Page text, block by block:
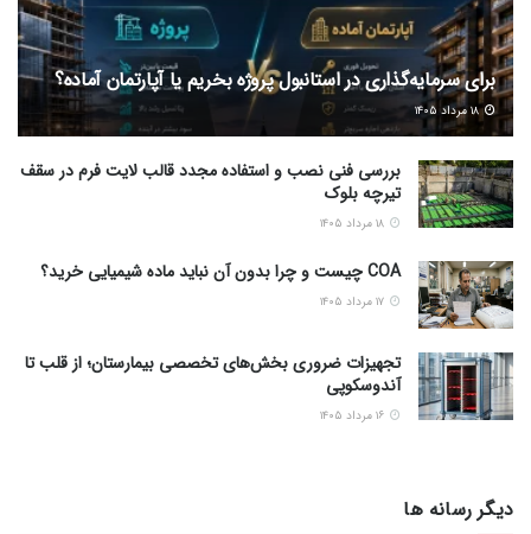
برای سرمایه‌گذاری در استانبول پروژه بخریم یا آپارتمان آماده؟
۱۸ مرداد ۱۴۰۵
بررسی فنی نصب و استفاده مجدد قالب لایت فرم در سقف
تیرچه بلوک
COA چیست و چرا بدون آن نباید ماده شیمیایی خرید؟
تجهیزات ضروری بخش‌های تخصصی بیمارستان؛ از قلب تا
آندوسکوپی
دیگر رسانه ها